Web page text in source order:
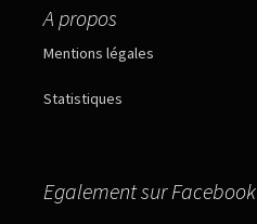
A propos
Mentions légales
Statistiques
Egalement sur Facebook